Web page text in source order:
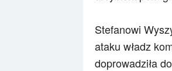
Stefanowi
ataku władz
doprowadziła